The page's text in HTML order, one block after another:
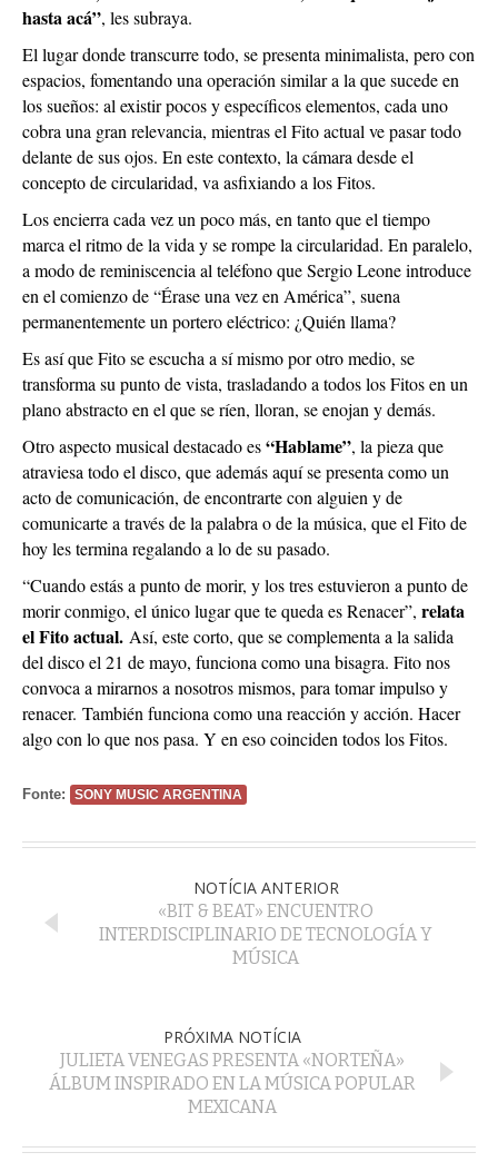
hasta acá”, les subraya.
El lugar donde transcurre todo, se presenta minimalista, pero con
espacios, fomentando una operación similar a la que sucede en
los sueños: al existir pocos y específicos elementos, cada uno
cobra una gran relevancia, mientras el Fito actual ve pasar todo
delante de sus ojos. En este contexto, la cámara desde el
concepto de circularidad, va asfixiando a los Fitos.
Los encierra cada vez un poco más, en tanto que el tiempo
marca el ritmo de la vida y se rompe la circularidad. En paralelo,
a modo de reminiscencia al teléfono que Sergio Leone introduce
en el comienzo de “Érase una vez en América”, suena
permanentemente un portero eléctrico: ¿Quién llama?
Es así que Fito se escucha a sí mismo por otro medio, se
transforma su punto de vista, trasladando a todos los Fitos en un
plano abstracto en el que se ríen, lloran, se enojan y demás.
Otro aspecto musical destacado es“Hablame”, la pieza que
atraviesa todo el disco, que además aquí se presenta como un
acto de comunicación, de encontrarte con alguien y de
comunicarte a través de la palabra o de la música, que el Fito de
hoy les termina regalando a lo de su pasado.
“Cuando estás a punto de morir, y los tres estuvieron a punto de
morir conmigo, el único lugar que te queda es Renacer”, relata
el Fito actual. Así, este corto, que se complementa a la salida
del disco el 21 de mayo, funciona como una bisagra. Fito nos
convoca a mirarnos a nosotros mismos, para tomar impulso y
renacer. También funciona como una reacción y acción. Hacer
algo con lo que nos pasa. Y en eso coinciden todos los Fitos.
Fonte: SONY MUSIC ARGENTINA
NOTÍCIA ANTERIOR
«BIT & BEAT» ENCUENTRO
INTERDISCIPLINARIO DE TECNOLOGÍA Y
MÚSICA
PRÓXIMA NOTÍCIA
JULIETA VENEGAS PRESENTA «NORTEÑA»
ÁLBUM INSPIRADO EN LA MÚSICA POPULAR
MEXICANA